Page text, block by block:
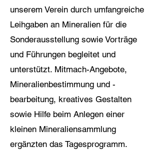
unserem Verein durch umfangreiche
Leihgaben an Mineralien für die
Sonderausstellung sowie Vorträge
und Führungen begleitet und
unterstützt. Mitmach-Angebote,
Mineralienbestimmung und -
bearbeitung, kreatives Gestalten
sowie Hilfe beim Anlegen einer
kleinen Mineraliensammlung
ergänzten das Tagesprogramm.